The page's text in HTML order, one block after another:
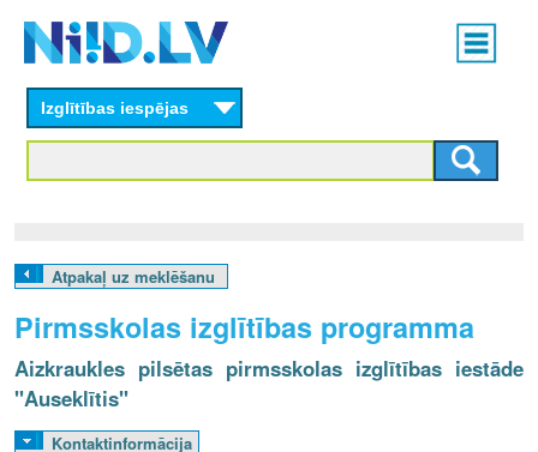
content
Main
menu
L
V
Izglītības iespējas
Atpakaļ uz meklēšanu
Pirmsskolas izglītības programma
Aizkraukles pilsētas pirmsskolas izglītības iestāde
"Auseklītis"
Kontaktinformācija